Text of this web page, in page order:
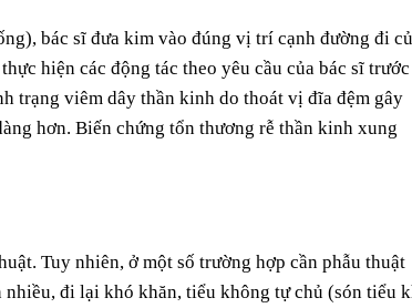
bác sĩ đưa kim vào đúng vị trí cạnh đường đi
hiện các động tác theo yêu cầu của bác sĩ trước
trạng viêm dây thần kinh do thoát vị đĩa đệm gây
hơn. Biến chứng tổn thương rễ thần kinh xung
Tuy nhiên, ở một số trường hợp cần phẫu thuật
đi lại khó khăn, tiểu không tự chủ (són tiểu